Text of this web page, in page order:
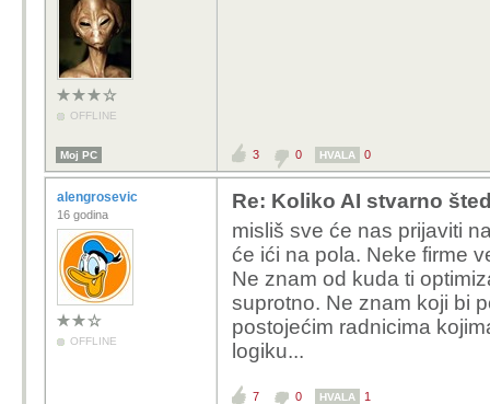
OFFLINE
Moj PC 3 0 HVALA 0
alengrosevic
16 godina
OFFLINE
Re: Koliko AI stvarno
misliš sve će nas prijaviti
će ići na pola. Neke firme
Ne znam od kuda ti
suprotno. Ne znam koji bi
postojećim radnicima
logiku...
7 0 HVALA 1